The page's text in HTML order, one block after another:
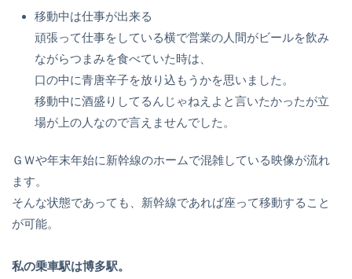
移動中は仕事が出来る
頑張って仕事をしている横で営業の人間がビールを飲み
ながらつまみを食べていた時は、
口の中に青唐辛子を放り込もうかを思いました。
移動中に酒盛りしてるんじゃねえよと言いたかったが立
場が上の人なので言えませんでした。
ＧＷや年末年始に新幹線のホームで混雑している映像が流れ
ます。
そんな状態であっても、新幹線であれば座って移動すること
が可能。
私の乗車駅は博多駅。